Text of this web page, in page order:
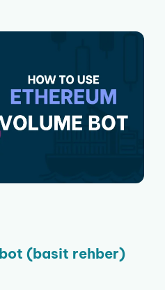
(basit rehber)